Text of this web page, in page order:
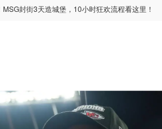
封街3天造城堡，10小时狂欢流程看这里！